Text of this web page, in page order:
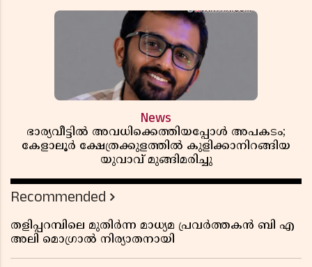
റിപ്പോർട്ട് പുറത്ത്
News
ഭാര്യവീട്ടിൽ അവധിക്കെത്തിയപ്പോൾ അപകടം;
കേളാലൂർ ക്ഷേത്രക്കുളത്തിൽ കുളിക്കാനിറങ്ങിയ
യുവാവ് മുങ്ങിമരിച്ചു
Recommended
തളിപ്പറമ്പിലെ മുതിർന്ന മാധ്യമ പ്രവർത്തകൻ ബി എ
അലി മൊഗ്രാൽ നിര്യാതനായി